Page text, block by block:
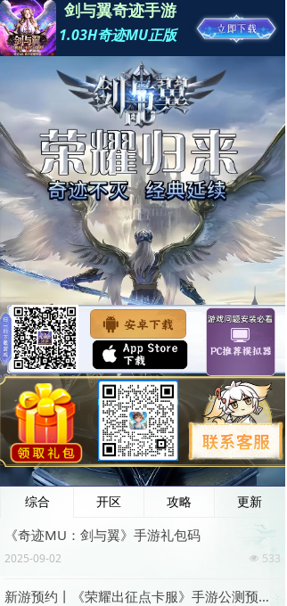
剑与翼奇迹手游
1.03H奇迹MU正版
综合 开区 攻略 更新
《奇迹MU：剑与翼》手游礼包码
넶 533
2025-09-02
新游预约丨《荣耀出征点卡服》手游公测预约开启，金币交易行点卡介绍 ！